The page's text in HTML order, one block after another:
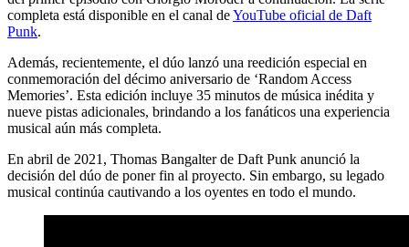
completa está disponible en el canal deYouTube oficial de Daft
Punk.
Además, recientemente, el dúo lanzó una reedición especial en
conmemoración del décimo aniversario de ‘Random Access
Memories’. Esta edición incluye 35 minutos de música inédita y
nueve pistas adicionales, brindando a los fanáticos una experiencia
musical aún más completa.
En abril de 2021, Thomas Bangalter de Daft Punk anunció la
decisión del dúo de poner fin al proyecto. Sin embargo, su legado
musical continúa cautivando a los oyentes en todo el mundo.